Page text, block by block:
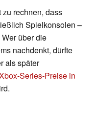
rechnen, dass
Spielkonsolen –
über die
nachdenkt, dürfte
als später
Series-Preise in